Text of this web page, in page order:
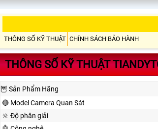
THÔNG SỐ KỸ THUẬT CHÍNH SÁCH BẢO HÀNH
THÔNG SỐ KỸ THUẬT
🦉 Sản Phẩm Hãng
🔴 Model Camera Quan Sát
🔆 Độ phân giải